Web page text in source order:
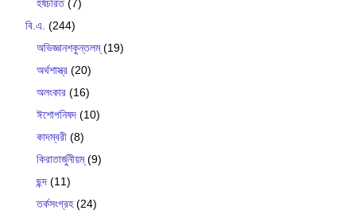
হর্ষচরিত(7)
বি.এ. (244)
অভিজ্ঞানশকুন্তলম্(19)
অর্থশাস্ত্র (20)
অলংকার (16)
ঈশোপনিষদ (10)
কাদম্বরী (8)
কিরাতার্জুনীয়ম্(9)
ছন্দ (11)
তর্কসংগ্রহ(24)